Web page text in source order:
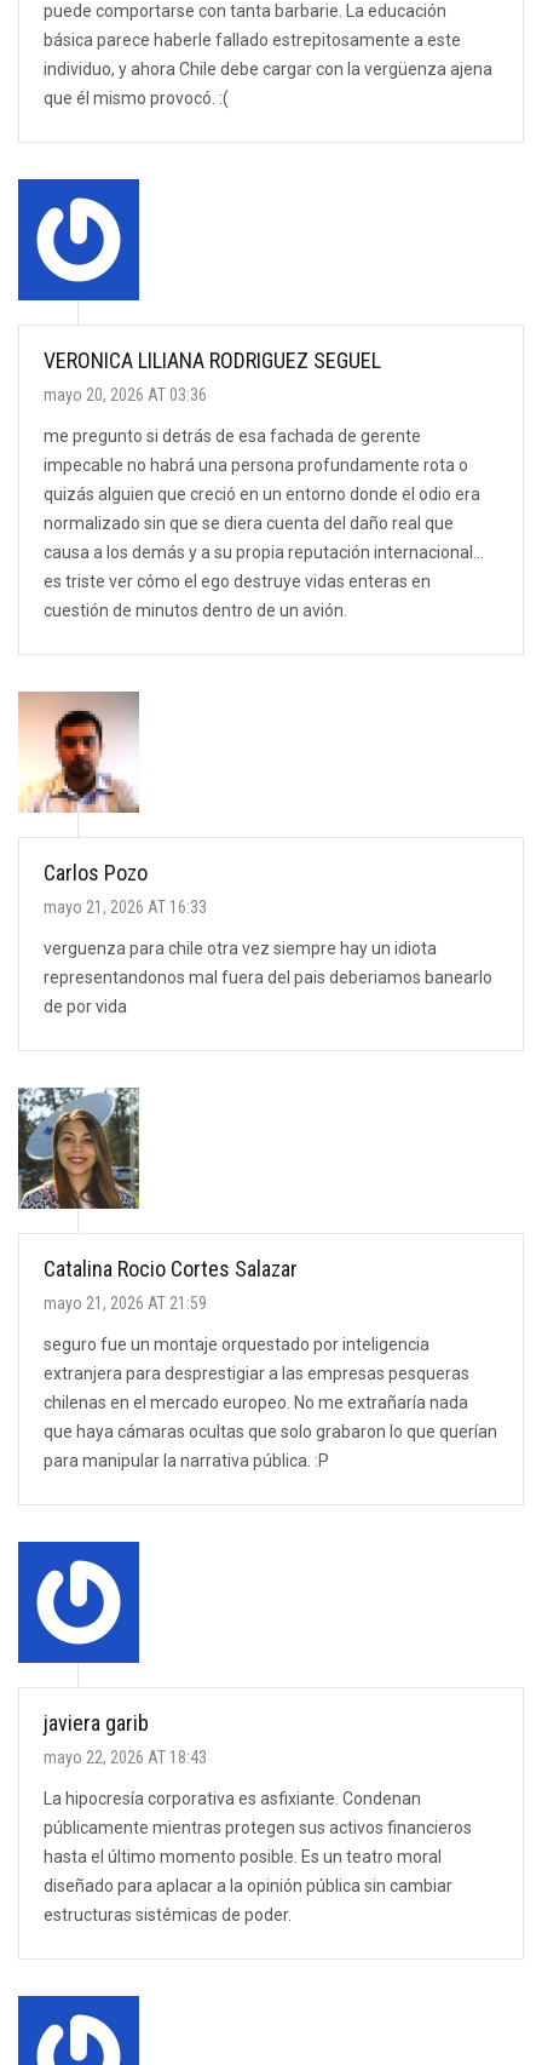
puede comportarse con tanta barbarie. La educación
básica parece haberle fallado estrepitosamente a este
individuo, y ahora Chile debe cargar con la vergüenza ajena
que él mismo provocó. :(
VERONICA LILIANA RODRIGUEZ SEGUEL
mayo 20, 2026 AT 03:36
me pregunto si detrás de esa fachada de gerente
impecable no habrá una persona profundamente rota o
quizás alguien que creció en un entorno donde el odio era
normalizado sin que se diera cuenta del daño real que
causa a los demás y a su propia reputación internacional...
es triste ver cómo el ego destruye vidas enteras en
cuestión de minutos dentro de un avión.
Carlos Pozo
mayo 21, 2026 AT 16:33
verguenza para chile otra vez siempre hay un idiota
representandonos mal fuera del pais deberiamos banearlo
de por vida
Catalina Rocio Cortes Salazar
mayo 21, 2026 AT 21:59
seguro fue un montaje orquestado por inteligencia
extranjera para desprestigiar a las empresas pesqueras
chilenas en el mercado europeo. No me extrañaría nada
que haya cámaras ocultas que solo grabaron lo que querían
para manipular la narrativa pública. :P
javiera garib
mayo 22, 2026 AT 18:43
La hipocresía corporativa es asfixiante. Condenan
públicamente mientras protegen sus activos financieros
hasta el último momento posible. Es un teatro moral
diseñado para aplacar a la opinión pública sin cambiar
estructuras sistémicas de poder.